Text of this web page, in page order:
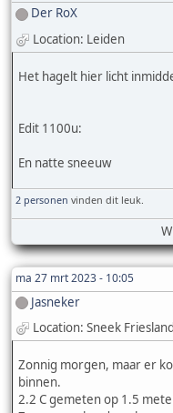
Der RoX
Location: Leiden
Het hagelt hier licht
Edit 1100u:
En natte sneeuw
2 personen vinden dit leuk.
ma 27 mrt 2023 - 10:05
Jasneker
Location: Sneek Friesland
Zonnig morgen, maar er
binnen.
2.2 C gemeten op 1.5